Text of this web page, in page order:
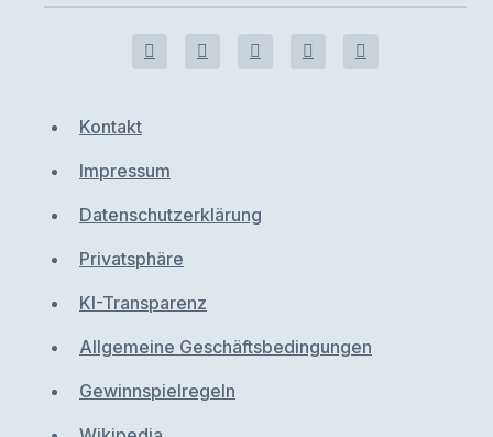
Kontakt
Impressum
Datenschutzerklärung
Privatsphäre
KI-Transparenz
Allgemeine Geschäftsbedingungen
Gewinnspielregeln